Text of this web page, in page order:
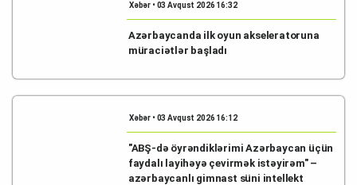
Xəbər • 03 Avqust 2026 16:32
Azərbaycanda ilk oyun akseleratoruna
müraciətlər başladı
Xəbər • 03 Avqust 2026 16:12
"ABŞ-də öyrəndiklərimi Azərbaycan üçün
faydalı layihəyə çevirmək istəyirəm" –
azərbaycanlı gimnast süni intellekt